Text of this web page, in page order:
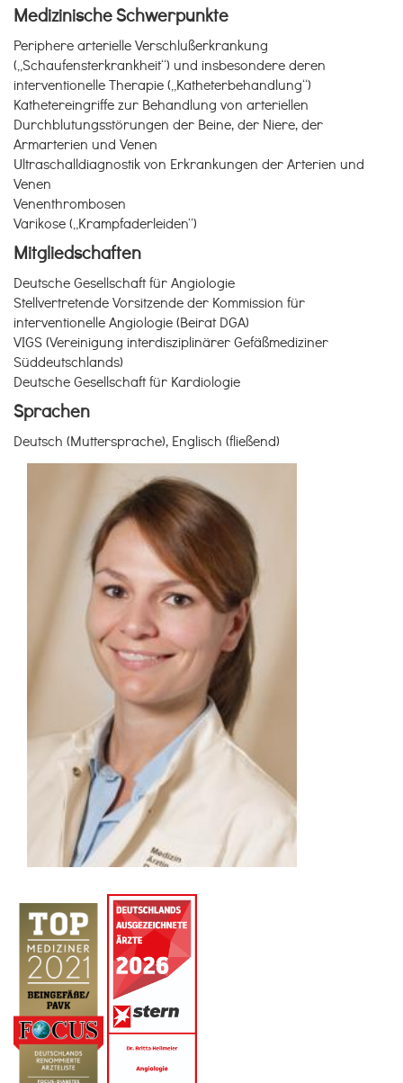
Medizinische Schwerpunkte
Periphere arterielle Verschlußerkrankung
(„Schaufensterkrankheit“) und insbesondere deren
interventionelle Therapie („Katheterbehandlung“)
Kathetereingriffe zur Behandlung von arteriellen
Durchblutungsstörungen der Beine, der Niere, der
Armarterien und Venen
Ultraschalldiagnostik von Erkrankungen der Arterien und
Venen
Venenthrombosen
Varikose („Krampfaderleiden“)
Mitgliedschaften
Deutsche Gesellschaft für Angiologie
Stellvertretende Vorsitzende der Kommission für
interventionelle Angiologie (Beirat DGA)
VIGS (Vereinigung interdisziplinärer Gefäßmediziner
Süddeutschlands)
Deutsche Gesellschaft für Kardiologie
Sprachen
Deutsch (Muttersprache), Englisch (fließend)